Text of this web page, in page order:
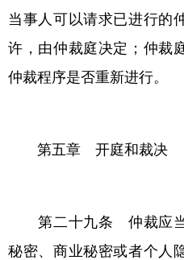
当事人可以请求已进行的
许，由仲裁庭决定；仲裁
仲裁程序是否重新进行。
第五章 开庭和裁决
第二十九条 仲裁应当
秘密、商业秘密或者个人